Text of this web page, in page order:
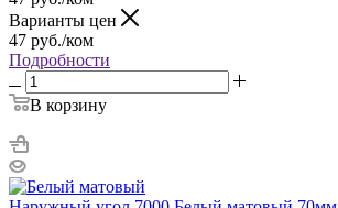
Варианты цен
47 руб./ком
Подробности
В корзину